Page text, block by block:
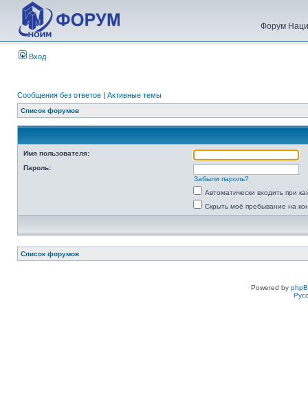
Форум
Вход
Сообщения без ответов | Активные темы
Список форумов
Имя пользователя:
Пароль:
Забыли пароль?
Автоматически входить при
Скрыть моё пребывание на
Список форумов
Powered by